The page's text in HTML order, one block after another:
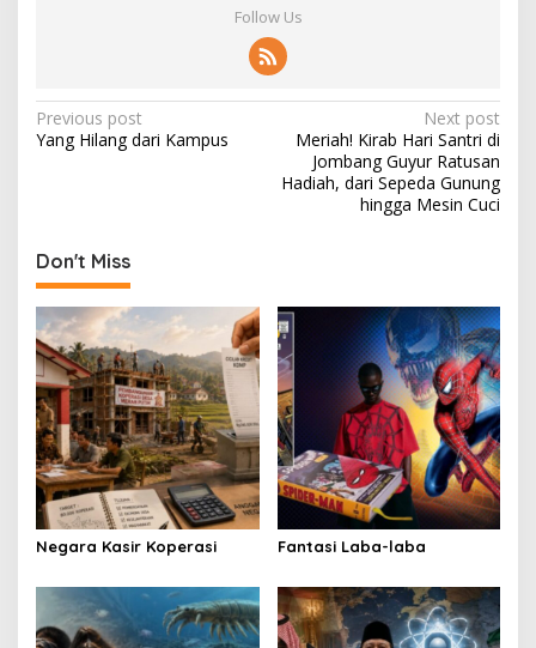
Follow Us
P
o
n
a
v
i
g
a
t
i
o
n
Previous post
Yang Hilang dari Kampus
Next post
Meriah! Kirab Hari Santri di
Jombang Guyur Ratusan
Hadiah, dari Sepeda Gunung
hingga Mesin Cuci
Don't Miss
Negara Kasir Koperasi Fantasi Laba-laba